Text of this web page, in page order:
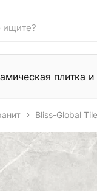
плитка и
Bliss-Global Tile